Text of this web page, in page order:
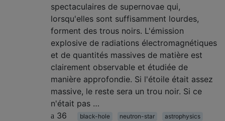
spectaculaires de supernovae qui,
lorsqu'elles sont suffisamment lourdes,
forment des trous noirs. L'émission
explosive de radiations électromagnétiques
et de quantités massives de matière est
clairement observable et étudiée de
manière approfondie. Si l'étoile était assez
massive, le reste sera un trou noir. Si ce
n'était pas …
36
black-hole neutron-star astrophysics